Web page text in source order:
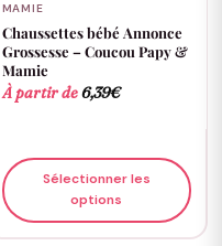
MAMIE
Chaussettes bébé Annonce
Grossesse – Coucou Papy &
Mamie
À partir de6,39€
Sélectionner les
options